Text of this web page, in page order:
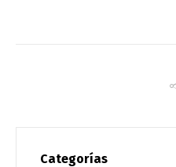
Categorías